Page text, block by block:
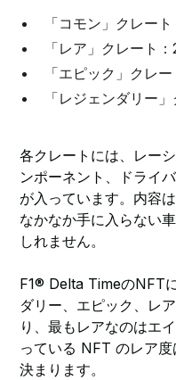
「コモン」クレー
「レア」クレート
「エピック」クレ
「レジェンダリー
各クレートには、レー
ンポーネント、ドライ
が入っています。内容
なかなか手に入らない
しれません。
F1® Delta TimeのNFT
ダリー、エピック、レ
り、最もレアなのはエ
っている NFT のレア
決まります。